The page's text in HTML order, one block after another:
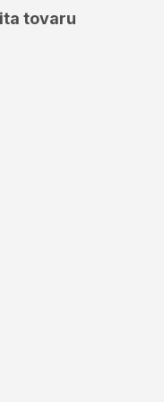
tovaru